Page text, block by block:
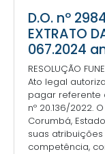
D.O. nº
EXTRATO
067.2024
RESOLUÇÃO
Ato legal
pagar referente
nº 20.136/2022.
Corumbá,
suas
competência,